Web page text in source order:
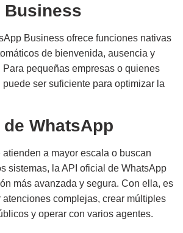
Business
Business ofrece funciones nativas
de bienvenida, ausencia y
Para pequeñas empresas o quienes
ser suficiente para optimizar la
WhatsApp
atienden a mayor escala o buscan
sistemas, la API oficial de WhatsApp
más avanzada y segura. Con ella, es
complejas, crear múltiples
y operar con varios agentes.